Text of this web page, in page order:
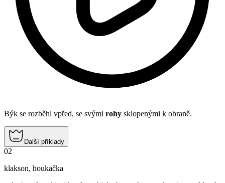
Býk se rozběhl vpřed, se svými rohy sklopenými k obraně.
Další příklady
02
klakson, houkačka